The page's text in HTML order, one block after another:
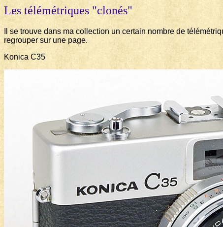
Les télémétriques "clonés"
Il se trouve dans ma collection un certain nombre de
regrouper sur une page.
Konica C35